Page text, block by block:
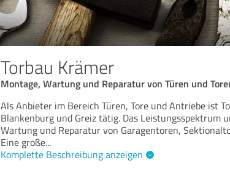
Torbau Krämer
Montage, Wartung und Reparatur von Türen und
Als Anbieter im Bereich Türen, Tore und Antriebe ist
Blankenburg und Greiz tätig. Das Leistungsspektrum
Wartung und Reparatur von Garagentoren,
Eine große...
Komplette Beschreibung anzeigen